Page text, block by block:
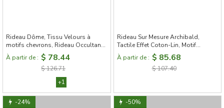
Rideau Dôme, Tissu Velours à
motifs chevrons, Rideau Occultant
Sur Mesure
À partir de : $ 78.44
$ 126.71
+1
Rideau Sur Mesure Archibald,
Tactile Effet Coton-Lin, Motif
Végétal Inspiré de William Morris
À partir de : $ 85.68
$ 107.40
-24% -50%